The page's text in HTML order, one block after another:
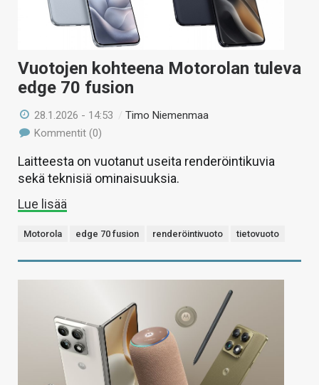
Vuotojen kohteena Motorolan tuleva
edge 70 fusion
28.1.2026 - 14:53 /Timo Niemenmaa
Kommentit (0)
Laitteesta on vuotanut useita renderöintikuvia
sekä teknisiä ominaisuuksia.
Lue lisää
Motorola edge 70 fusion renderöintivuoto tietovuoto